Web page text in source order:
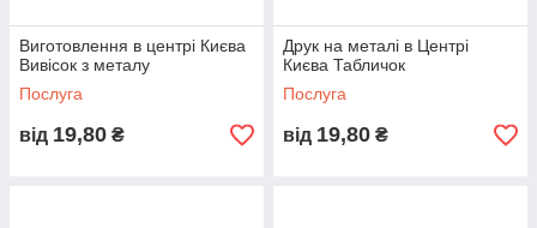
Виготовлення в центрі Києва
Вивісок з металу
Послуга
від 19,80 ₴
Друк на металі в Центрі
Києва Табличок
Послуга
від 19,80 ₴